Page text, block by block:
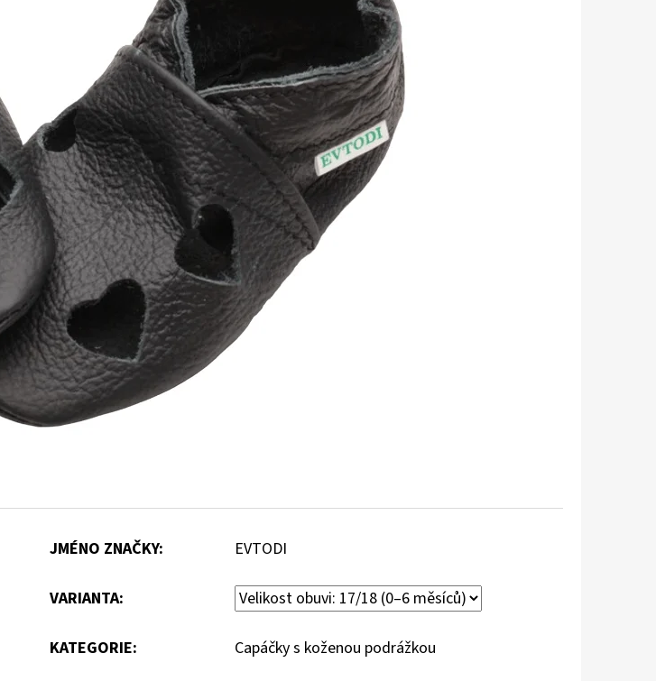
JMÉNO ZNAČKY: EVTODI
VARIANTA:
KATEGORIE: Capáčky s koženou podrážkou